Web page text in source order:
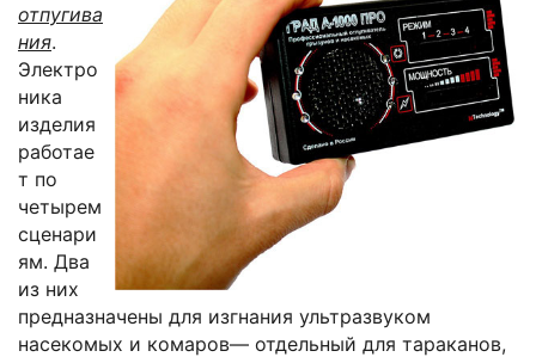
отпугива
ния.
Электро
ника
изделия
работае
т по
четырем
сценари
ям. Два
из них
предназначены для изгнания ультразвуком
насекомых и комаров— отдельный для тараканов,